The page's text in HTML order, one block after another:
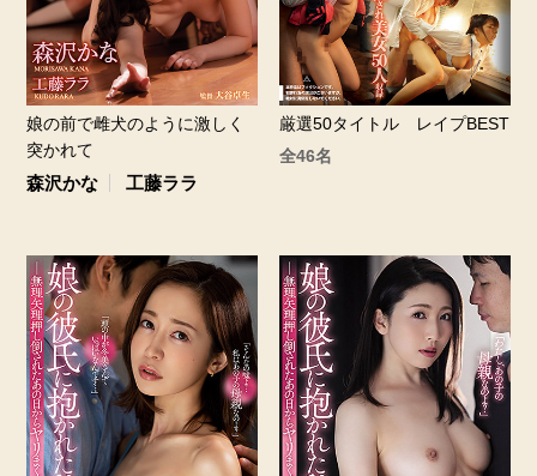
娘の前で雌犬のように激しく
突かれて
森沢かな 工藤ララ
厳選50タイトル レイプBEST
全46名